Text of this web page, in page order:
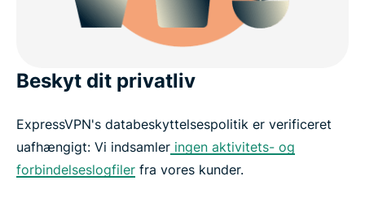
Beskyt dit privatliv
ExpressVPN's databeskyttelsespolitik er verificeret
uafhængigt: Vi indsamler ingen aktivitets- og
forbindelseslogfiler fra vores kunder.